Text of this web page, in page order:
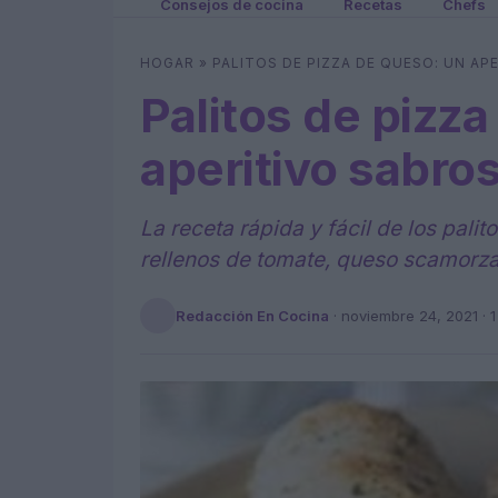
Consejos de cocina Recetas Chefs
HOGAR » PALITOS DE PIZZA DE QUESO: UN
Palitos de
aperitivo
La receta rápida y fácil de los
rellenos de tomate, queso
Redacción En Cocina · noviembre 24, 2021 ·